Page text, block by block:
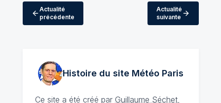
Actualité
précédente
Actualité
suivante
Histoire du site MétéoParis
Ce site a été créé par Guillaume Séchet,